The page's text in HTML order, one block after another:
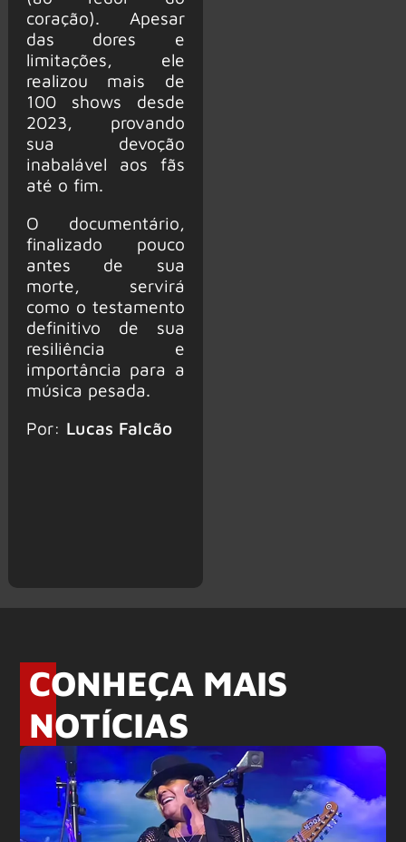
coração). Apesar
das dores e
limitações, ele
realizou mais de
100 shows desde
2023, provando
sua devoção
inabalável aos fãs
até o fim.
O documentário,
finalizado pouco
antes de sua
morte, servirá
como o testamento
definitivo de sua
resiliência e
importância para a
música pesada.
Por: Lucas Falcão
CONHEÇA MAIS
NOTÍCIAS